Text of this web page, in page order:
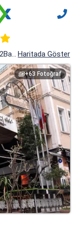
Beyoğlu,
Haritada Göster
+63 Fotoğraf